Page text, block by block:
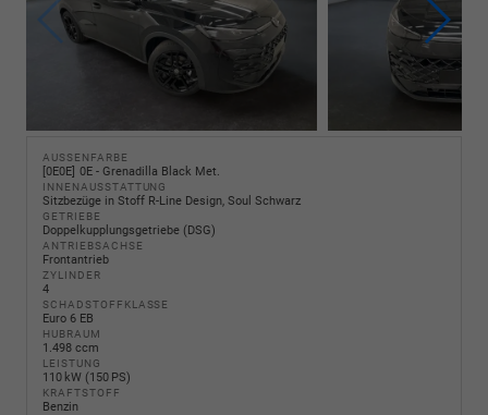
AUSSENFARBE
0E0E 0E - Grenadilla Black Met.
INNENAUSSTATTUNG
Sitzbezüge in Stoff R-Line Design, Soul Schwarz
GETRIEBE
Doppelkupplungsgetriebe (DSG)
ANTRIEBSACHSE
Frontantrieb
ZYLINDER
4
SCHADSTOFFKLASSE
Euro 6 EB
HUBRAUM
1.498 ccm
LEISTUNG
110 kW (150 PS)
KRAFTSTOFF
Benzin